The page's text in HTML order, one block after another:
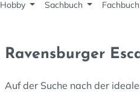
Hobby Sachbuch Fachbuch
Ravensburger
Auf der Suche nach der